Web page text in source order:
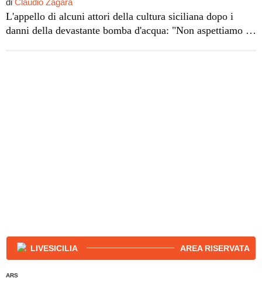
L'appello di alcuni attori della cultura siciliana dopo i
danni della devastante bomba d'acqua: "Non aspettiamo la
AREA RISERVATA
ARS